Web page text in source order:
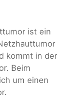
ist ein
kommt in der
Beim
um einen